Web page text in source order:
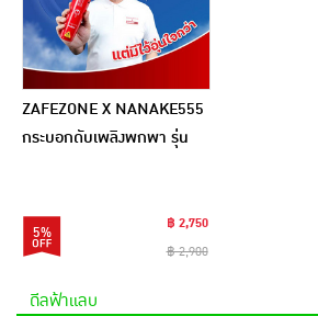
ZAFEZONE X NANAKE555
กระบอกดับเพลิงพกพา รุ่น
5%
฿ 2,750
฿ 2,900
ดีลฟ้าแลบ